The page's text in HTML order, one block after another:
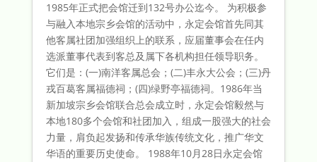
1985年正式把会馆迁到132号办公迄今。 为积极参
与融入本地宗乡会馆的活动中，永定会馆首先同其
他客属社团加强组织上的联系，应届董事会在任内
选派董事代表到客总及属下各机构担任领导职务。
它们是：(一)南洋客属总会；(二)丰永大公会；(三)丹
戎百葛客属福德祠；(四)绿野亭福德祠。1986年当
新加坡宗乡会馆联合总会成立时，永定会馆毅然与
本地180多个会馆和社团加入，组成一股强大的社会
力量，肩负起发扬和传承华族传统文化，推广华文
华语的重要历史使命。 1988年10月28日永定会馆